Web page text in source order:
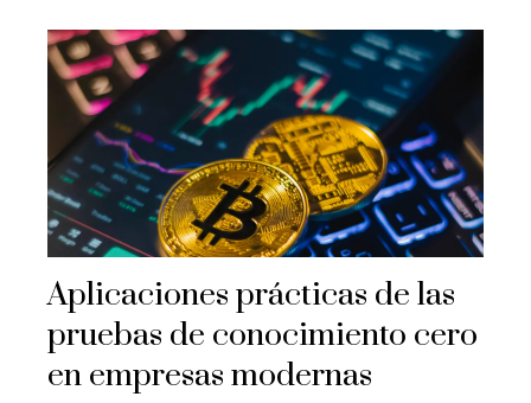
Aplicaciones prácticas de las
pruebas de conocimiento cero
en empresas modernas